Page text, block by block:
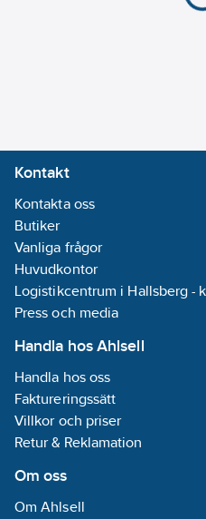
Kontakt
Kontakta oss
Butiker
Vanliga frågor
Huvudkontor
Logistikcentrum i Hallsberg -
Press och media
Handla hos Ahlsell
Handla hos oss
Faktureringssätt
Villkor och priser
Retur & Reklamation
Om oss
Om Ahlsell